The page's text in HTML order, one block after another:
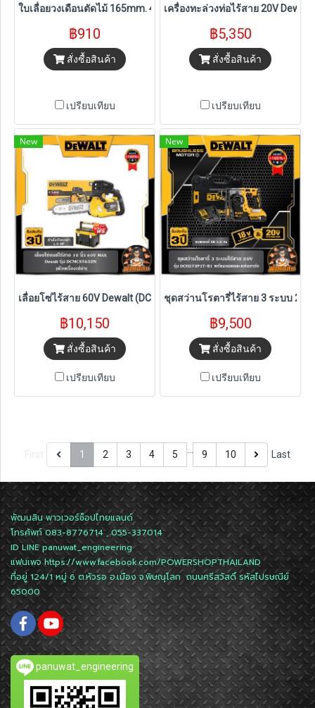
ใบเลื่อยวงเดือนตัดไม้ 165mm. 42ฟัน Dewalt (DT99561)
฿910
สั่งซื้อสินค้า
เปรียบเทียบ
เครื่องทะล่วงท่อไร้สาย 20V Dewalt
฿5,350
สั่งซื้อสินค้า
เปรียบเทียบ
New
เลื่อยโซ่ไร้สาย 60V Dewalt (DCMCST632N-B) ตัวเปล่า
฿10,150
สั่งซื้อสินค้า
เปรียบเทียบ
New
ชุดสว่านโรตารี่ไร้สาย 3 ระบบ 26
฿9,500
สั่งซื้อสินค้า
เปรียบเทียบ
1 2 3 4 5 9 10 Last
พัฒนสิน พาวเวอร์ช็อปไทยแลนด์
โทรศัพท์ 083-8776714 , 055-337014
ID LINEpanuwat_engineering
แฟนเพจhttps://www.facebook.com/POWERSHOPTHAILAND
ที่อยู่ 124/1 หมู่ 6 ต.หัวรอ อ.เมือง จ.พิษณุโลก ถนนศรีสวัสดิ์ รหัสไปรษณีย์
65000
panuwat_engineering